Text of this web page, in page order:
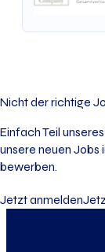
Nicht der richtige
Einfach Teil
unsere neuen
bewerben.
Jetzt anmelden